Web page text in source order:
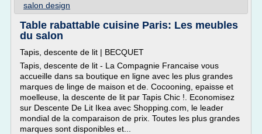
salon design
Table rabattable cuisine Paris: Les meubles
du salon
Tapis, descente de lit | BECQUET
Tapis, descente de lit - La Compagnie Francaise vous
accueille dans sa boutique en ligne avec les plus grandes
marques de linge de maison et de. Cocooning, epaisse et
moelleuse, la descente de lit par Tapis Chic !. Economisez
sur Descente De Lit Ikea avec Shopping.com, le leader
mondial de la comparaison de prix. Toutes les plus grandes
marques sont disponibles et...